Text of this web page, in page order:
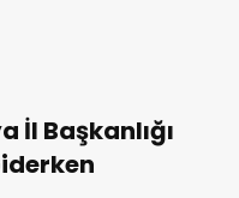
İl Başkanlığı